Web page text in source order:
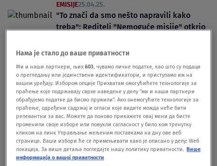
EMISIJE25.04.25.
"To znači da smo nešto napravili kako
treba": Reditelj "Nemoguće misije" otkrio
zbog scene iz poslednjeg dela franšize
Oglas
Нама је стало до ваше приватности
Ми и наши партнери, њих603 , чувамо личне податке, као што су подаци
о прегледању или јединствени идентификатори, и приступамо им на
вашем уређају. Избором опције Прихватам омогућићете технологије за
праћење које подржавају сврхе наведене у делу "ми и наши партнери
обрађујемо податке да бисмо пружили". Ако онемогућите технологије за
праћење, одређени садржај и огласи које видите можда неће бити
релевантни за вас. Можете да поново прикажете овај мени да бисте
променили своје изборе или повукли сагласност у било ком тренутку
кликом на линк Управљање жељеним поставкама на дну ове веб
странице. Ваши избори ће се примењивати како је описано у делу: Wеб
локација. За више детаља погледајте нашу политику приватности. Више
информација о вашој приватности